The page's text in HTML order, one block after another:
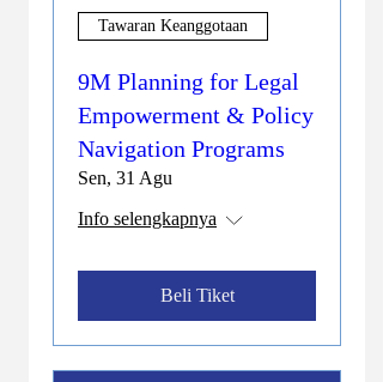
Tawaran Keanggotaan
9M Planning for Legal
Empowerment & Policy
Navigation Programs
Sen, 31 Agu
Info selengkapnya
Beli Tiket